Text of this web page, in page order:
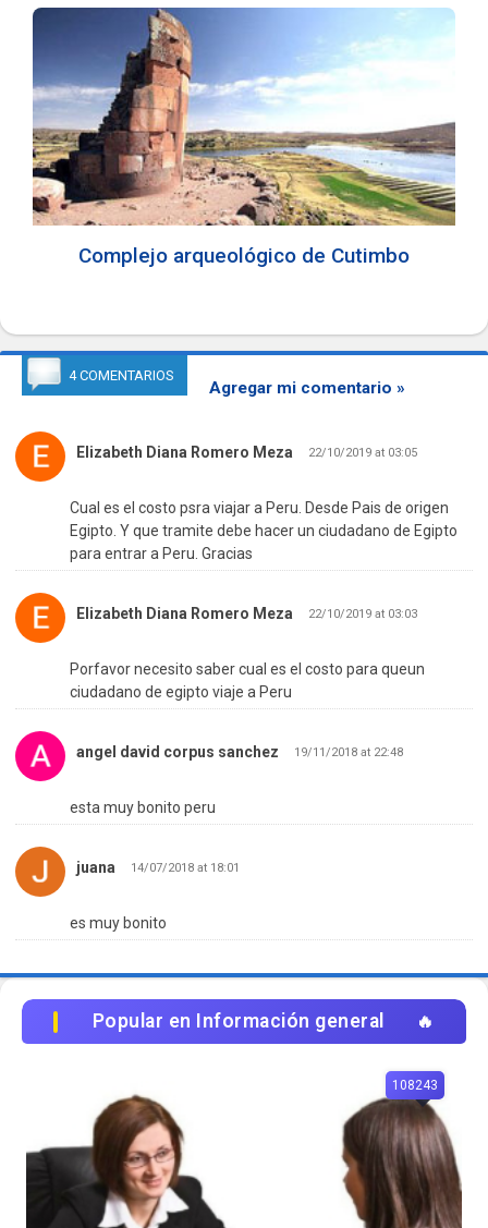
Complejo arqueológico de Cutimbo
4 COMENTARIOS
Agregar mi comentario »
Elizabeth Diana Romero Meza 22/10/2019 at 03:05
Cual es el costo psra viajar a Peru. Desde Pais de origen
Egipto. Y que tramite debe hacer un ciudadano de Egipto
para entrar a Peru. Gracias
Elizabeth Diana Romero Meza 22/10/2019 at 03:03
Porfavor necesito saber cual es el costo para queun
ciudadano de egipto viaje a Peru
angel david corpus sanchez 19/11/2018 at 22:48
esta muy bonito peru
juana 14/07/2018 at 18:01
es muy bonito
Popular en Información general
108243